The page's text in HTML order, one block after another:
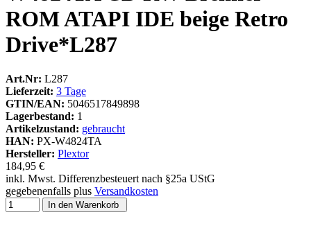
ROM ATAPI IDE beige Retro
Drive*L287
Art.Nr: L287
Lieferzeit: 3 Tage
GTIN/EAN: 5046517849898
Lagerbestand: 1
Artikelzustand: gebraucht
HAN: PX-W4824TA
Hersteller: Plextor
184,95 €
inkl. Mwst. Differenzbesteuert nach §25a UStG
gegebenenfalls plus Versandkosten
In den Warenkorb